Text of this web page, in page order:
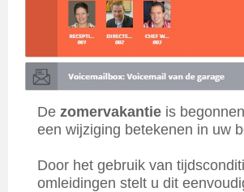
De zomervakantie is
een wijziging betekenen in uw
Door het gebruik van
omleidingen stelt u dit